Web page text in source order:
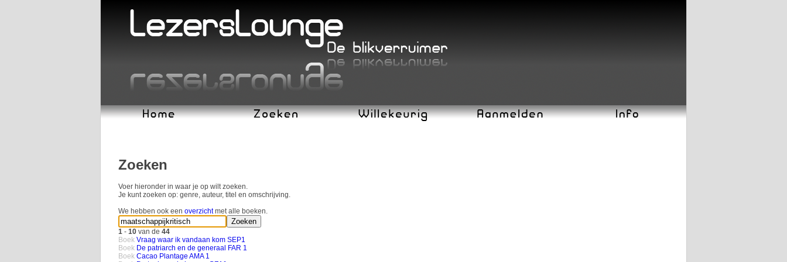
Zoeken
Voer hieronder in waar je op wilt zoeken.
Je kunt zoeken op: genre, auteur, titel en omschrijving.
We hebben ook een overzichtmet alle boeken.
1 - 10 van de 44
Boek Vraag waar ik vandaan kom SEP1
Boek De patriarch en de generaal FAR 1
Boek Cacao Plantage AMA 1